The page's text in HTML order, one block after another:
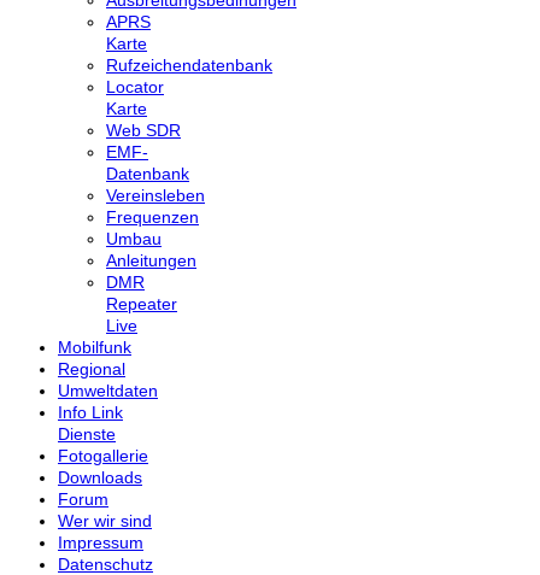
APRS
Karte
Rufzeichendatenbank
Locator
Karte
Web SDR
EMF-
Datenbank
Vereinsleben
Frequenzen
Umbau
Anleitungen
DMR
Repeater
Live
Mobilfunk
Regional
Umweltdaten
Info Link
Dienste
Fotogallerie
Downloads
Forum
Wer wir sind
Impressum
Datenschutz